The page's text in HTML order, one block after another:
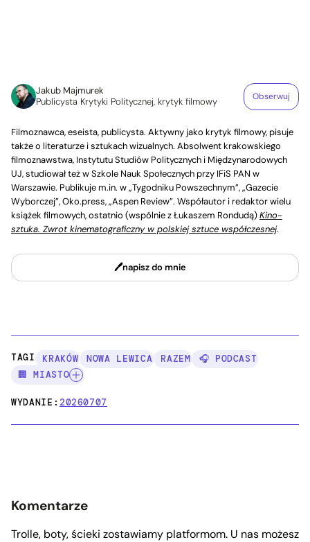
Jakub Majmurek
Publicysta Krytyki Politycznej, krytyk filmowy
Obserwuj
Filmoznawca, eseista, publicysta. Aktywny jako krytyk filmowy, pisuje
także o literaturze i sztukach wizualnych. Absolwent krakowskiego
filmoznawstwa, Instytutu Studiów Politycznych i Międzynarodowych
UJ, studiował też w Szkole Nauk Społecznych przy IFiS PAN w
Warszawie. Publikuje m.in. w „Tygodniku Powszechnym”, „Gazecie
Wyborczej”, Oko.press, „Aspen Review”. Współautor i redaktor wielu
książek filmowych, ostatnio (wspólnie z Łukaszem Rondudą)Kino-
sztuka. Zwrot kinematograficzny w polskiej sztuce współczesnej.
napisz do mnie
TAGI: KRAKÓW NOWA LEWICA RAZEM
🎧 PODCAST
🏢 MIASTO
WYDANIE:20260707
Komentarze
Trolle, boty, ścieki zostawiamy platformom. U nas możesz